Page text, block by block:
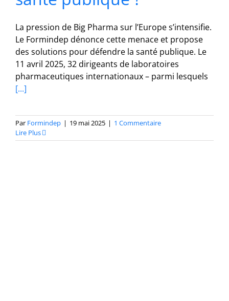
La pression de Big Pharma sur l’Europe s’intensifie.
Le Formindep dénonce cette menace et propose
des solutions pour défendre la santé publique. Le
11 avril 2025, 32 dirigeants de laboratoires
pharmaceutiques internationaux – parmi lesquels
[...]
Par Formindep | 19 mai 2025 | 1 Commentaire
Lire Plus